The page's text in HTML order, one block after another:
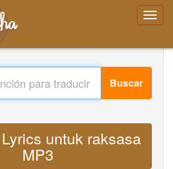
Buscar
untuk raksasa
MP3